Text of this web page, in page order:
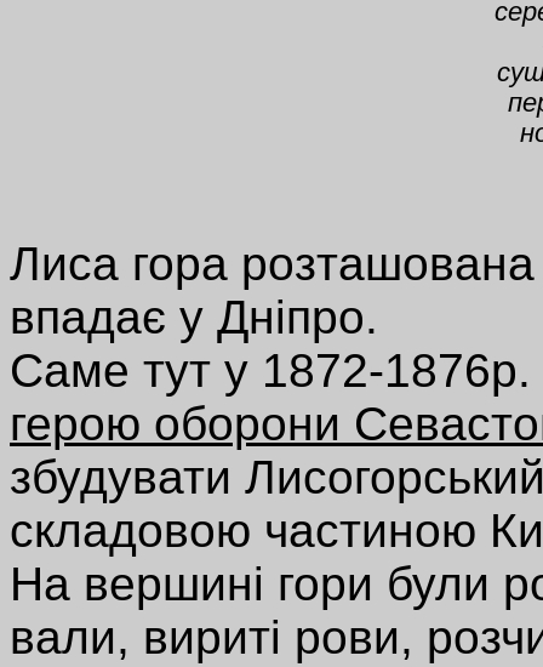
Лиса гора розташована
впадає у Дніпро.
Саме тут у 1872-1876р.
герою оборони
збудувати
складовою частиною
На вершині гори були
вали, вириті рови,